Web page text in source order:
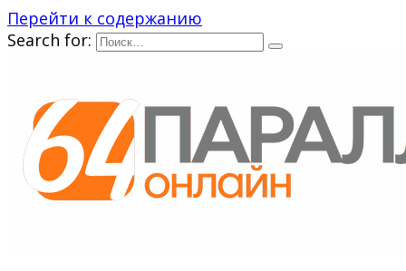
Перейти к содержанию
Search for: